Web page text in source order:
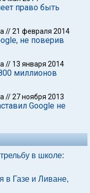
право быть
//21 февраля 2014
не поверив
// 13 января 2014
миллионов
//27 ноября 2013
Google не
в школе:
в Газе и Ливане,